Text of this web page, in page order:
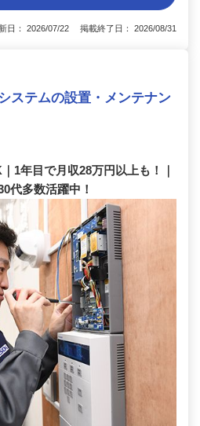
日： 2026/07/22 掲載終了日： 2026/08/31
ステムの設置・メンテナン
1年目で月収28万円以上も！｜
代多数活躍中！